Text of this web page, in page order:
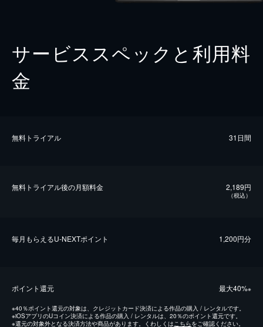
サービススペックと利用料
金
無料トライアル 31日間
無料トライアル後の⽉額料金 2,189円
（税込）
毎⽉もらえるU-NEXTポイント 1,200円分
ポイント還元 最⼤40%※
※40％ポイント還元の対象は、クレジットカード決済による作品の購入 / レンタルです。
※iOSアプリのUコイン決済による作品の購入 / レンタルは、20％のポイント還元です。
※還元の対象外となる決済方法や商品があります。くわしくはこちらをご確認ください。